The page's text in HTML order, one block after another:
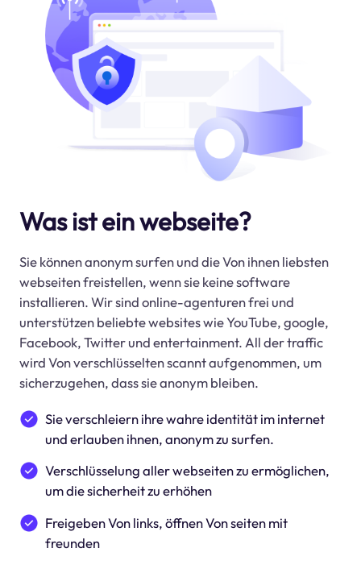
Was ist ein webseite?
Sie können anonym surfen und die Von ihnen liebsten
webseiten freistellen, wenn sie keine software
installieren. Wir sind online-agenturen frei und
unterstützen beliebte websites wie YouTube, google,
Facebook, Twitter und entertainment. All der traffic
wird Von verschlüsselten scannt aufgenommen, um
sicherzugehen, dass sie anonym bleiben.
Sie verschleiern ihre wahre identität im internet
und erlauben ihnen, anonym zu surfen.
Verschlüsselung aller webseiten zu ermöglichen,
um die sicherheit zu erhöhen
Freigeben Von links, öffnen Von seiten mit
freunden